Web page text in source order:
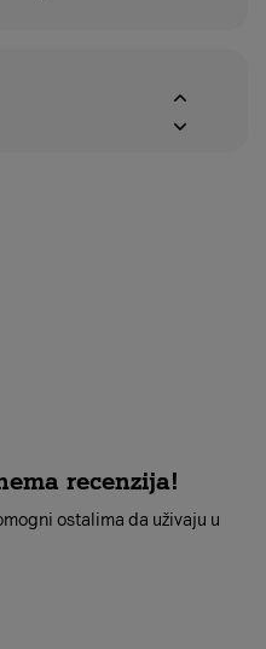
recenzija!
ostalima da uživaju u